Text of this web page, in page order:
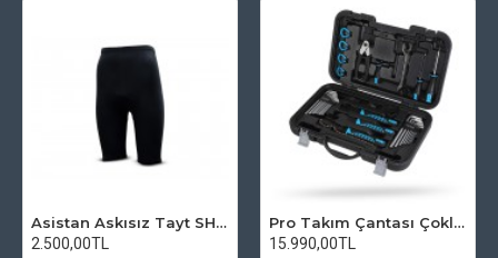
Asistan Askısız Tayt SH20 Pedli Siyah
2.500,00TL
Pro Takım Çantası Çoklu Tamir Seti
15.990,00TL